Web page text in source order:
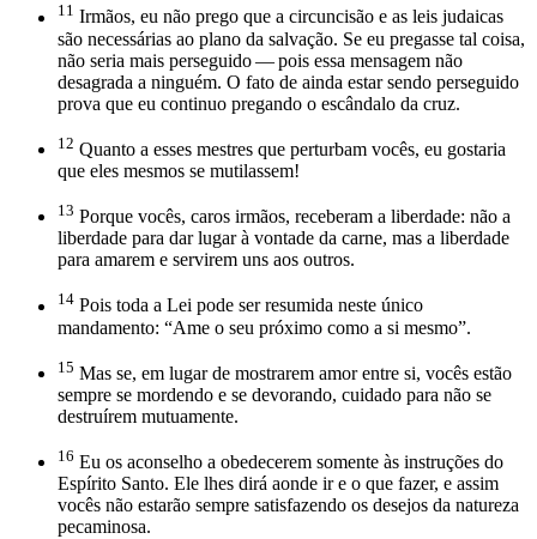
11 Irmãos, eu não prego que a circuncisão e as leis judaicas
são necessárias ao plano da salvação. Se eu pregasse tal coisa,
não seria mais perseguido — pois essa mensagem não
desagrada a ninguém. O fato de ainda estar sendo perseguido
prova que eu continuo pregando o escândalo da cruz.
12 Quanto a esses mestres que perturbam vocês, eu gostaria
que eles mesmos se mutilassem!
13 Porque vocês, caros irmãos, receberam a liberdade: não a
liberdade para dar lugar à vontade da carne, mas a liberdade
para amarem e servirem uns aos outros.
14 Pois toda a Lei pode ser resumida neste único
mandamento: “Ame o seu próximo como a si mesmo”.
15 Mas se, em lugar de mostrarem amor entre si, vocês estão
sempre se mordendo e se devorando, cuidado para não se
destruírem mutuamente.
16 Eu os aconselho a obedecerem somente às instruções do
Espírito Santo. Ele lhes dirá aonde ir e o que fazer, e assim
vocês não estarão sempre satisfazendo os desejos da natureza
pecaminosa.